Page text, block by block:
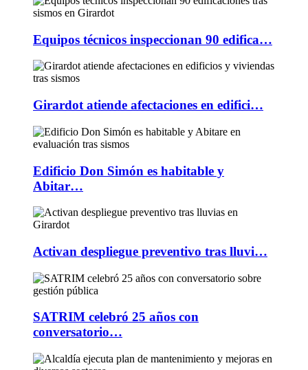
Equipos técnicos inspeccionan 90 edifica…
Girardot atiende afectaciones en edifici…
Edificio Don Simón es habitable y
Abitar…
Activan despliegue preventivo tras lluvi…
SATRIM celebró 25 años con
conversatorio…